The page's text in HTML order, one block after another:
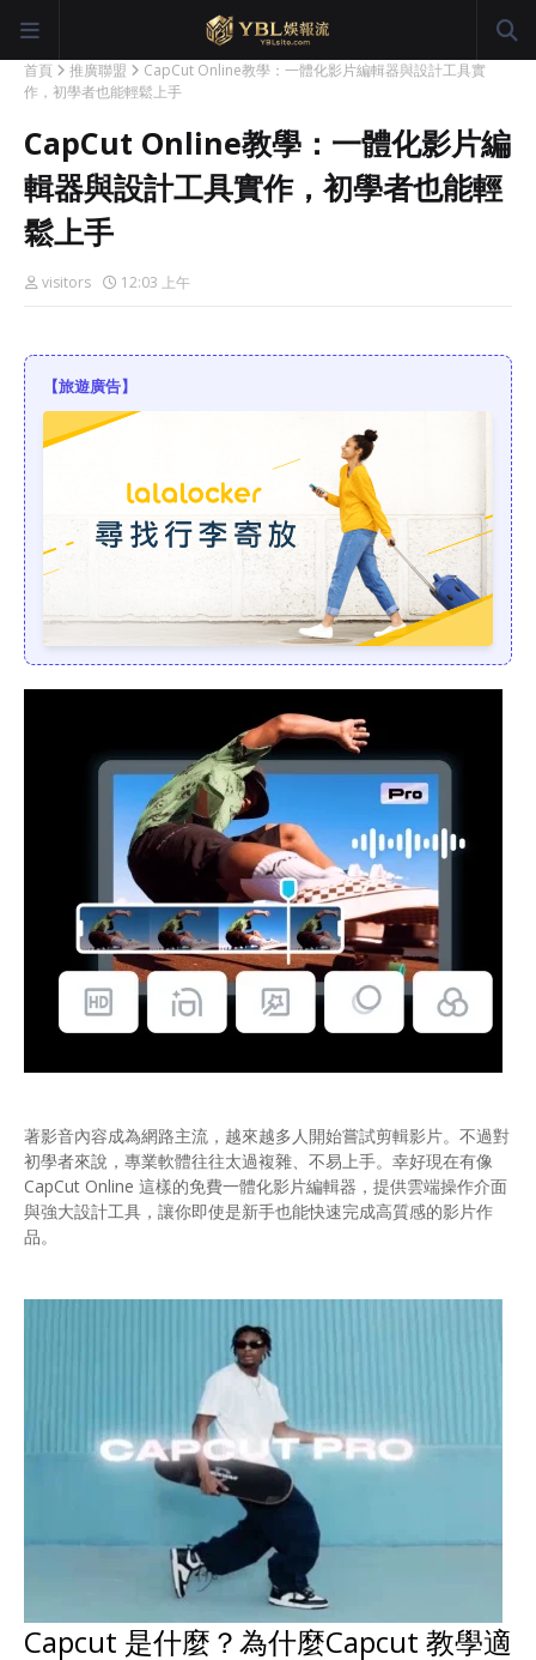
首頁 推廣聯盟
CapCut Online教學：一體化影片編輯器與設計工具實
作，初學者也能輕鬆上手
CapCut Online教學：一體化影片編
輯器與設計工具實作，初學者也能輕
鬆上手
visitors 12:03 上午
【旅遊廣告】
著影音內容成為網路主流，越來越多人開始嘗試剪輯影片。不過對
初學者來說，專業軟體往往太過複雜、不易上手。幸好現在有像
CapCut Online 這樣的免費一體化影片編輯器，提供雲端操作介面
與強大設計工具，讓你即使是新手也能快速完成高質感的影片作
品。
Capcut 是什麼？為什麼Capcut 教學適